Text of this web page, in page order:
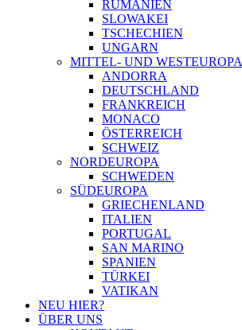
RUMÄNIEN
SLOWAKEI
TSCHECHIEN
UNGARN
MITTEL- UND WESTEUROPA
ANDORRA
DEUTSCHLAND
FRANKREICH
MONACO
ÖSTERREICH
SCHWEIZ
NORDEUROPA
SCHWEDEN
SÜDEUROPA
GRIECHENLAND
ITALIEN
PORTUGAL
SAN MARINO
SPANIEN
TÜRKEI
VATIKAN
NEU HIER?
ÜBER UNS